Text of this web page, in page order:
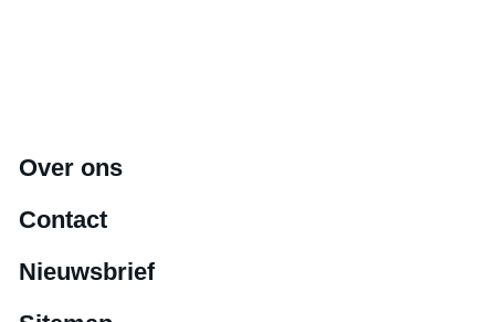
Over ons
Contact
Nieuwsbrief